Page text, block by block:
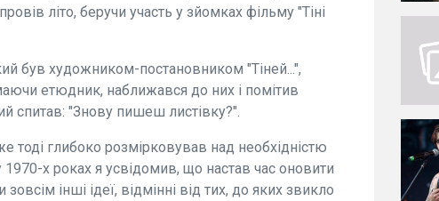
літо, беручи участь у зйомках фільму "Тіні
був художником-постановником "Тіней...",
етюдник, наближався до них і помітив
спитав: "Знову пишеш листівку?".
глибоко розмірковував над необхідністю
х роках я усвідомив, що настав час оновити
інші ідеї, відмінні від тих, до яких звикло